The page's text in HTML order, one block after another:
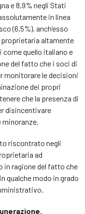
e 8,9% negli Stati
in linea
(6,5%), anch’esso
altamente
quello italiano e
del fatto che i soci di
monitorare le decisioni
dei propri
che la presenza di
disincentivare
minoranze.
riscontrato negli
ad
ragione del fatto che
qualche modo in grado